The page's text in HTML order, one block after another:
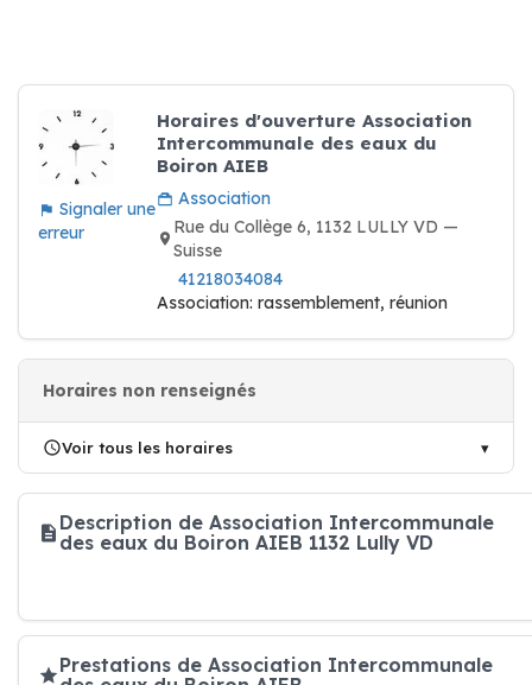
Signaler une
erreur
Horaires d'ouverture Association
Intercommunale des eaux du
Boiron AIEB
Association
Rue du Collège 6, 1132 LULLY VD —
Suisse
41218034084
Association: rassemblement, réunion
Horaires non renseignés
Voir tous les horaires
Description de Association Intercommunale
des eaux du Boiron AIEB 1132 Lully VD
Prestations de Association Intercommunale